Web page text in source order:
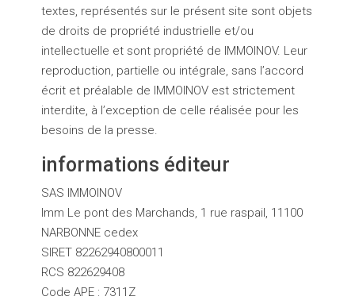
textes, représentés sur le présent site sont objets
de droits de propriété industrielle et/ou
intellectuelle et sont propriété de IMMOINOV. Leur
reproduction, partielle ou intégrale, sans l’accord
écrit et préalable de IMMOINOV est strictement
interdite, à l’exception de celle réalisée pour les
besoins de la presse.
informations éditeur
SAS IMMOINOV
Imm Le pont des Marchands, 1 rue raspail, 11100
NARBONNE cedex
SIRET 82262940800011
RCS 822629408
Code APE : 7311Z